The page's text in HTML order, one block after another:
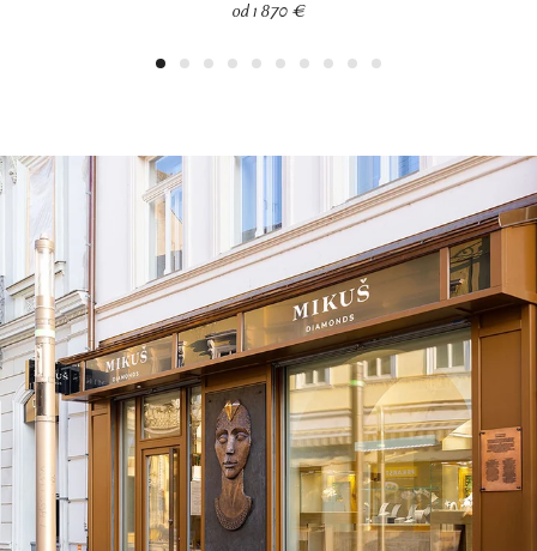
od 1 870 €
1 2 3 4 5 6 7 8 9 10